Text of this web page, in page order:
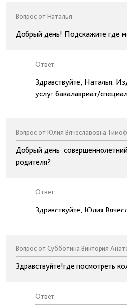
Вопрос от Наталья
Добрый день! Подскажите где
Ответ:
Здравствуйте, Наталья.
услуг бакалавриат/
Вопрос от Юлия Вячеславовна
Добрый день совершеннолетний
родителя?
Ответ:
Здравствуйте, Юлия
Вопрос от Субботина Виктория
Здравствуйте!где посмотреть
Ответ: